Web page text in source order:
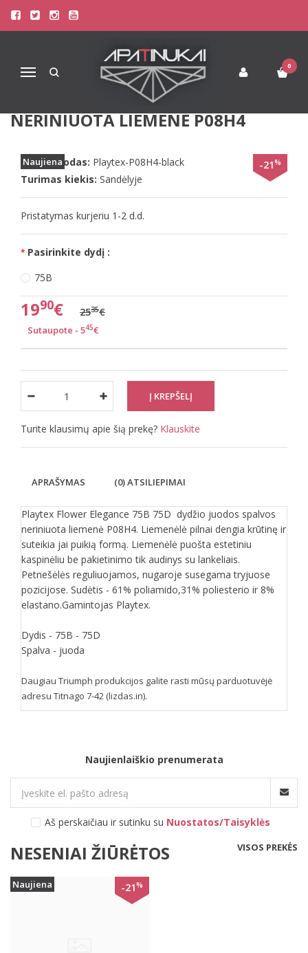
Navigacija
0
Pagrindinis Liemenėlės
Playtex Flower Elegance 75B 75D dydžio juodos spalvos neriniuota
PLAYTEX FLOWER ELEGANCE 75B
75D DYDŽIO JUODOS SPALVOS
NERINIUOTA LIEMENĖ P08H4
Naujiena -21%
Prekės kodas: Playtex-P08H4-black
Turimas kiekis: Sandėlyje
Pristatymas kurjeriu 1-2 d.d.
Pasirinkite dydį :
75B
1990€ 2535€
Sutaupote - 545€
Turite klausimų apie šią prekę? Klauskite
APRAŠYMAS (0) ATSILIEPIMAI
Playtex Flower Elegance 75B 75D dydžio juodos spalvos
neriniuota liemenė P08H4. Liemenėlė pilnai dengia krūtinę ir
suteikia jai puikią formą. Liemenėlė puošta estetiniu
kaspinėliu be pakietinimo tik audinys su lankeliais.
Petnešėlės reguliuojamos, nugaroje susegama tryjuose
pozicijose. Sudėtis - 61% poliamido,31% poliesterio ir 8%
elastano.Gamintojas Playtex.
Dydis - 75B - 75D
Spalva - juoda
Daugiau Triumph produkcijos galite rasti mūsų parduotuvėjė
adresu Titnago 7-42 (lizdas.in).
Naujienlaiškio prenumerata
Aš perskaičiau ir sutinku su Nuostatos/Taisyklės
NESENIAI ŽIŪRĖTOS VISOS PREKĖS
Naujiena -21%